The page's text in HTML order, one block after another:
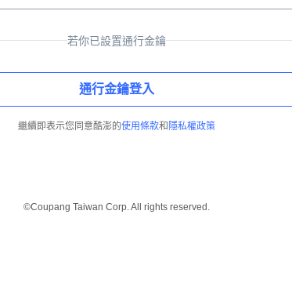
若你已設置通行金鑰
通行金鑰登入
繼續即表示您同意酷澎的使用條款和 隱私權政策
©Coupang Taiwan Corp. All rights reserved.